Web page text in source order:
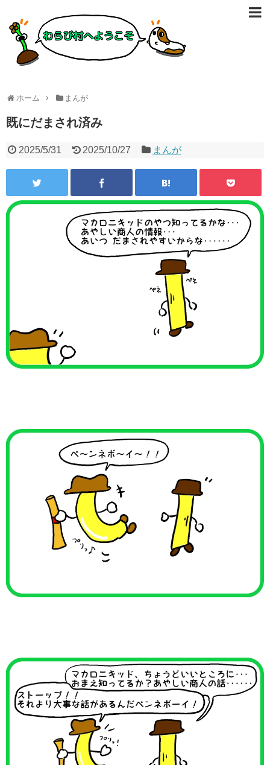
ホーム まんが
既にだまされ済み
2025/5/31 2025/10/27 まんが